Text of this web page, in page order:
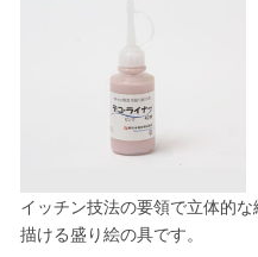
イッチン技法の要領で立体的
描ける盛り絵の具です。